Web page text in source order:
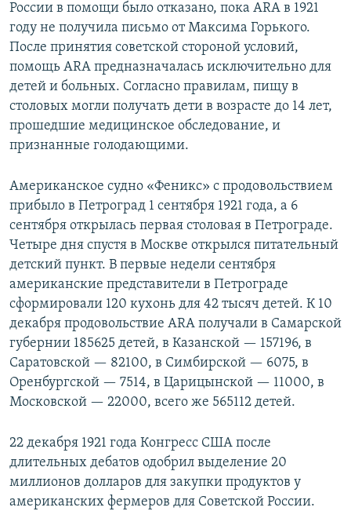
России в помощи было отказано, пока ARA в 1921
году не получила письмо от Максима Горького.
После принятия советской стороной условий,
помощь АRА предназначалась исключительно для
детей и больных. Согласно правилам, пищу в
столовых могли получать дети в возрасте до 14 лет,
прошедшие медицинское обследование, и
признанные голодающими.
Американское судно «Феникс» с продовольствием
прибыло в Петроград 1 сентября 1921 года, а 6
сентября открылась первая столовая в Петрограде.
Четыре дня спустя в Москве открылся питательный
детский пункт. В первые недели сентября
американские представители в Петрограде
сформировали 120 кухонь для 42 тысяч детей. К 10
декабря продовольствие АRА получали в Самарской
губернии 185625 детей, в Казанской — 157196, в
Саратовской — 82100, в Симбирской — 6075, в
Оренбургской — 7514, в Царицынской — 11000, в
Московской — 22000, всего же 565112 детей.
22 декабря 1921 года Конгресс США после
длительных дебатов одобрил выделение 20
миллионов долларов для закупки продуктов у
американских фермеров для Советской России.